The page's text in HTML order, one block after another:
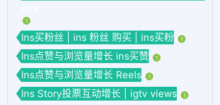
1
Ins买粉丝 | ins 粉丝 购买 | ins买粉 1
Ins点赞与浏览量增长 ins买赞 1
Ins点赞与浏览量增长 Reels 1
Ins Story投票互动增长 | igtv views 1